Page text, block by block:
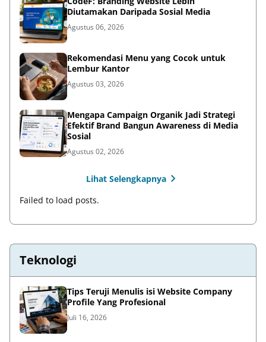
Diutamakan Daripada Sosial Media
Agustus 06, 2026
Rekomendasi Menu yang Cocok untuk
Lembur Kantor
Agustus 03, 2026
Mengapa Campaign Organik Jadi Strategi
Efektif Brand Bangun Awareness di Media
Sosial
Agustus 02, 2026
Lihat Selengkapnya
Failed to load posts.
Teknologi
Tips Teruji Menulis isi Website Company
Profile Yang Profesional
Juli 16, 2026